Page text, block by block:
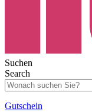
Suchen
Search
Gutschein